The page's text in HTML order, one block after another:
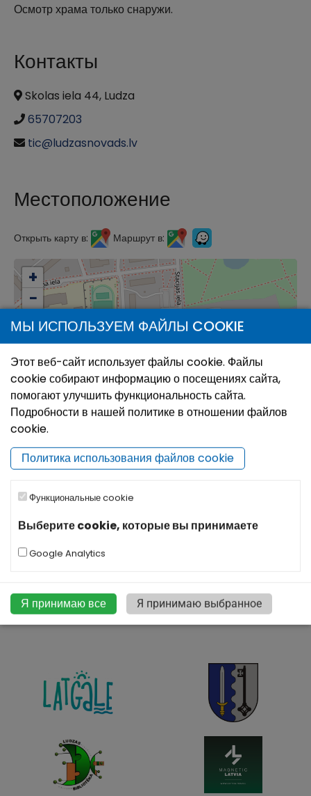
Осмотр храма только снаружи.
Контакты
Skolas iela 44, Ludza
65707203
tic@ludzasnovads.lv
Местоположение
Открыть карту в: Маршрут в:
+
−
МЫ ИСПОЛЬЗУЕМ ФАЙЛЫ COOKIE
Этот веб-сайт использует файлы cookie. Файлы
cookie собирают информацию о посещениях сайта,
помогают улучшить функциональность сайта.
Подробности в нашей политике в отношении файлов
cookie.
Политика использования файлов cookie
Функциональные cookie
Выберите cookie, которые вы принимаете
Google Analytics
Я принимаю все Я принимаю выбранное